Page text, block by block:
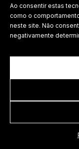
Ao consentir estas
como o
neste site. Não
negativamente
©2026 Todos os
Política de